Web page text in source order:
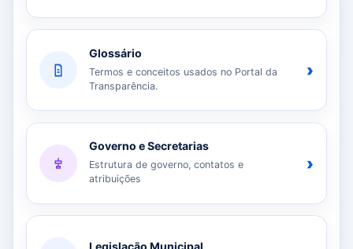
Glossário
Termos e conceitos usados no Portal da
Transparência.
›
Governo e Secretarias
Estrutura de governo, contatos e
atribuições
›
Legislação Municipal